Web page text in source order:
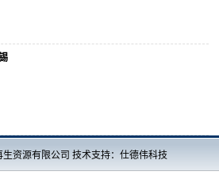
资源有限公司 技术支持：仕德伟科技